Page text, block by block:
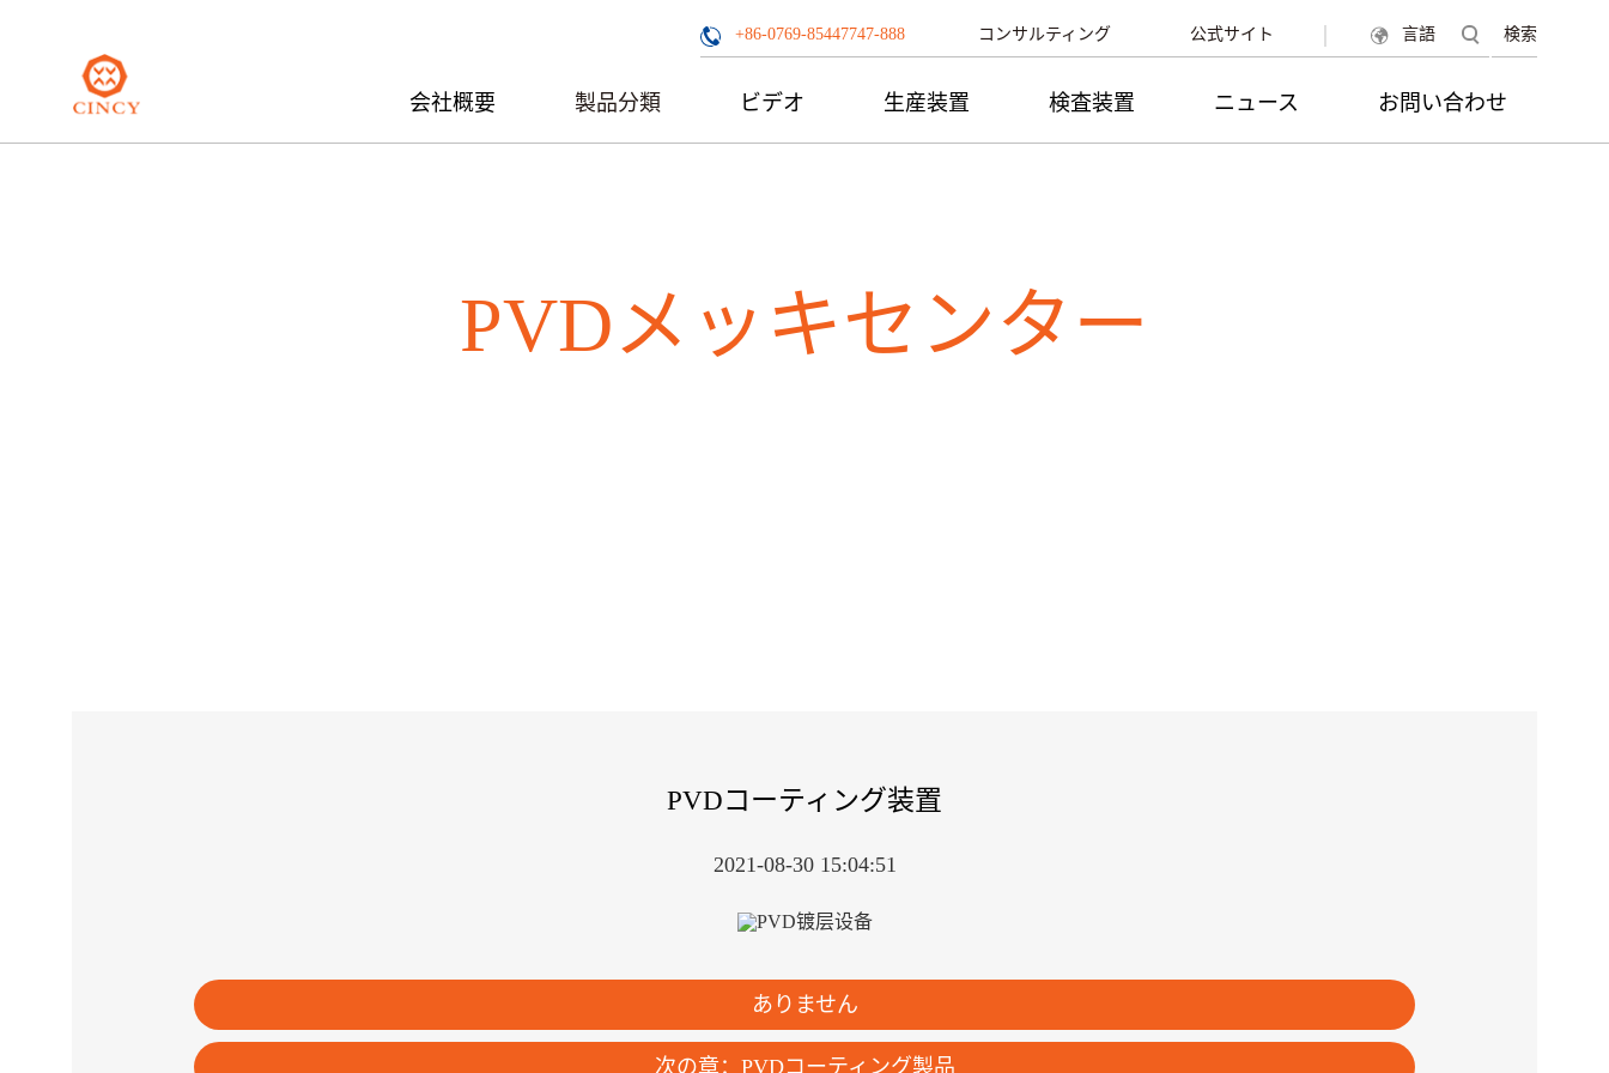
+86-0769-85447747-888 コンサルティング 公式サイト | 言語 検索
会社概要 製品分類 ビデオ 生産装置 検査装置 ニュース お問い合わせ
PVDメッキセンター
PVDコーティング装置
2021-08-30 15:04:51
ありません
次の章：PVDコーティング製品